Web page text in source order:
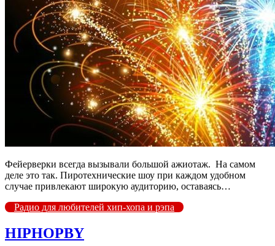
Фейерверки всегда вызывали большой ажиотаж. На самом
деле это так. Пиротехнические шоу при каждом удобном
случае привлекают широкую аудиторию, оставаясь…
Радио для любителей хип-хопа и рэпа
HIPHOPBY